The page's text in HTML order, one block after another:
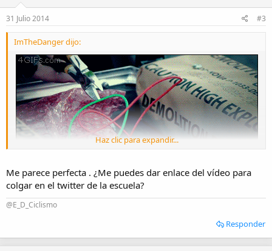
31 Julio 2014 #3
ImTheDanger dijo:
¿Qué opináis de este anuncio para una campaña de concienciación
de ciclistas sobre el uso de los semáforos? ¿Bien? ¿Mal? ¿Demasiado
cruda?
Haz clic para expandir...
Me parece perfecta . ¿Me puedes dar enlace del vídeo para
colgar en el twitter de la escuela?
@E_D_Ciclismo
Responder